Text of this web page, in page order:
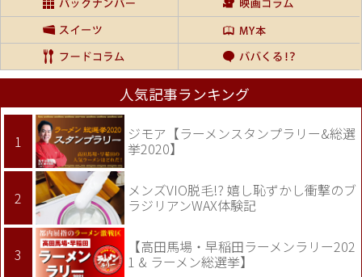
人気記事ランキング
ジモア【ラーメンスタンプラリー&総選
挙2020】
メンズVIO脱毛!? 嬉し恥ずかし衝撃のブ
ラジリアンWAX体験記
【高田馬場・早稲田ラーメンラリー202
1 & ラーメン総選挙】